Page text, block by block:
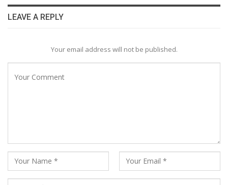
LEAVE A REPLY
Your email address will not be published.